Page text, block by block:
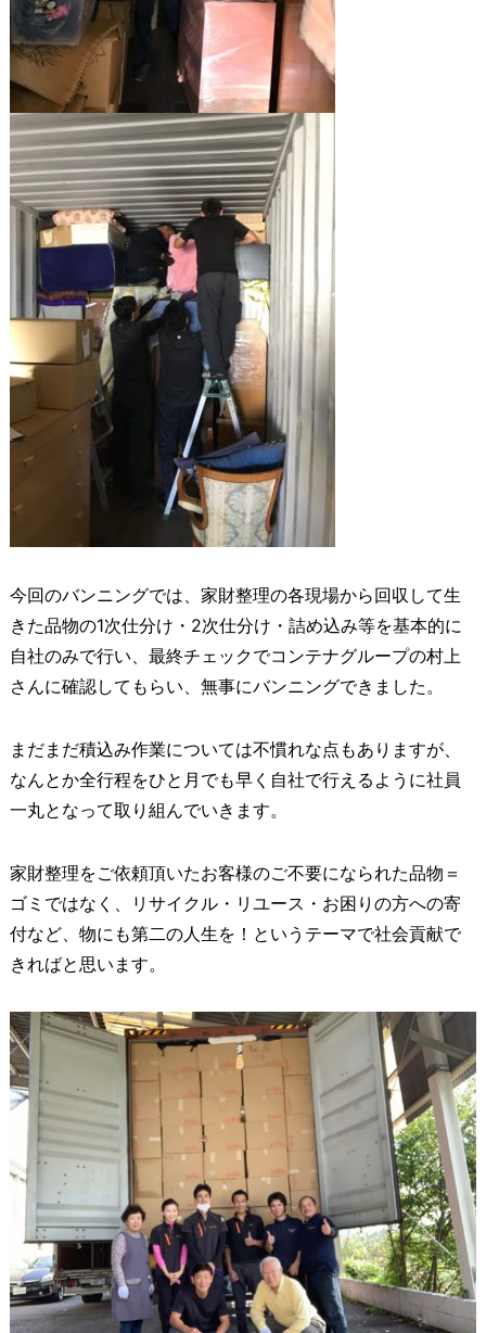
今回のバンニングでは、家財整理の各現場から回収して生
きた品物の1次仕分け・2次仕分け・詰め込み等を基本的に
自社のみで行い、最終チェックでコンテナグループの村上
さんに確認してもらい、無事にバンニングできました。
まだまだ積込み作業については不慣れな点もありますが、
なんとか全行程をひと月でも早く自社で行えるように社員
一丸となって取り組んでいきます。
家財整理をご依頼頂いたお客様のご不要になられた品物＝
ゴミではなく、リサイクル・リユース・お困りの方への寄
付など、物にも第二の人生を！というテーマで社会貢献で
きればと思います。